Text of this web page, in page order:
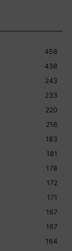
458
438
243
233
220
216
183
181
178
172
171
167
167
164